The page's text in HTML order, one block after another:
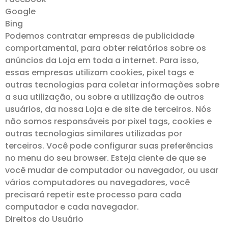
Google
Bing
Podemos contratar empresas de publicidade
comportamental, para obter relatórios sobre os
anúncios da Loja em toda a internet. Para isso,
essas empresas utilizam cookies, pixel tags e
outras tecnologias para coletar informações sobre
a sua utilização, ou sobre a utilização de outros
usuários, da nossa Loja e de site de terceiros. Nós
não somos responsáveis por pixel tags, cookies e
outras tecnologias similares utilizadas por
terceiros. Você pode configurar suas preferências
no menu do seu browser. Esteja ciente de que se
você mudar de computador ou navegador, ou usar
vários computadores ou navegadores, você
precisará repetir este processo para cada
computador e cada navegador.
Direitos do Usuário